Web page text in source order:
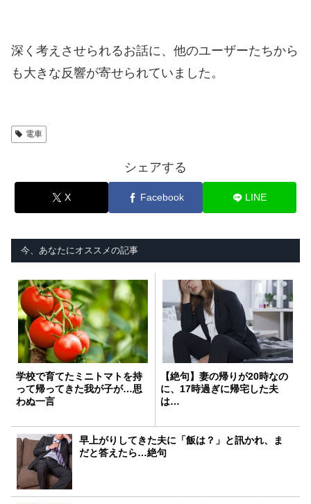
深く考えさせられるお話に、他のユーザーたちから
も大きな反響が寄せられていました。
電車
シェアする
X Facebook LINE
今、あなたにオススメの記事
学校で育てたミニトマトを持
って帰ってきた我が子が…思
わぬ一言
【絶句】妻の帰りが20時なの
に、17時過ぎに帰宅した夫
は…
早上がりしてきた夫に「飯は？」と訊かれ、ま
だと答えたら…絶句